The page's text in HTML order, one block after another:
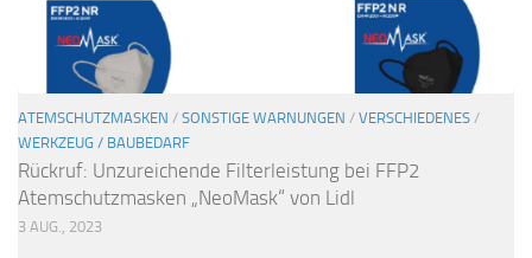
ATEMSCHUTZMASKEN / SONSTIGE WARNUNGEN / VERSCHIEDENES /
WERKZEUG / BAUBEDARF
Rückruf: Unzureichende Filterleistung bei FFP2
Atemschutzmasken „NeoMask“ von Lidl
3 AUG., 2023